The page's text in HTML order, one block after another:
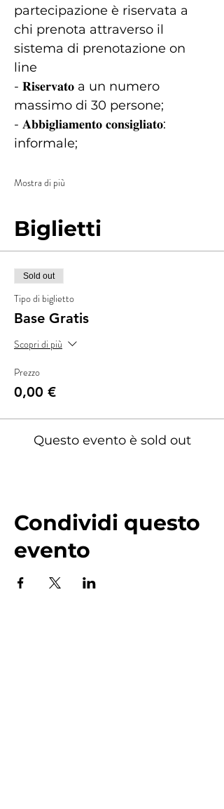
partecipazione è riservata a
chi prenota attraverso il
sistema di prenotazione on
line
- 𝐑𝐢𝐬𝐞𝐫𝐯𝐚𝐭𝐨 a un numero
massimo di 30 persone;
- 𝐀𝐛𝐛𝐢𝐠𝐥𝐢𝐚𝐦𝐞𝐧𝐭𝐨 𝐜𝐨𝐧𝐬𝐢𝐠𝐥𝐢𝐚𝐭𝐨:
informale;
Mostra di più
Biglietti
Sold out
Tipo di biglietto
Base Gratis
Scopri di più
Prezzo
0,00 €
Questo evento è sold out
Condividi questo
evento